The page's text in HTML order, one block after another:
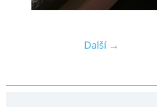
Další →